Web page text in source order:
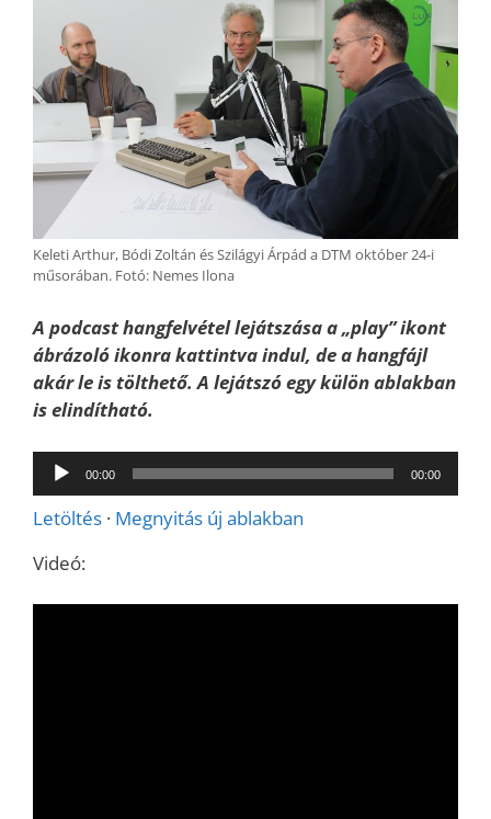
Keleti Arthur, Bódi Zoltán és Szilágyi Árpád a DTM október 24-i
műsorában. Fotó: Nemes Ilona
A podcast hangfelvétel lejátszása a „play” ikont
ábrázoló ikonra kattintva indul, de a hangfájl
akár le is tölthető. A lejátszó egy külön ablakban
is elindítható.
Audió
lejátszó
00:00 00:00
Letöltés · Megnyitás új ablakban
Videó: